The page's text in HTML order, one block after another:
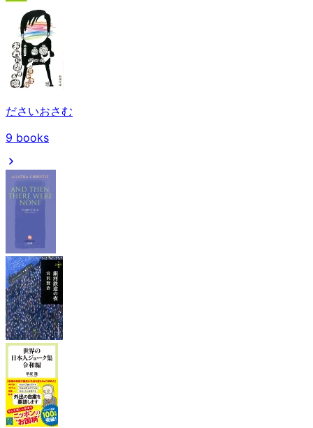
ださいおさむ
9 books